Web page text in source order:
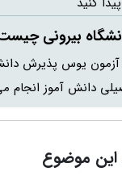
بیرونی
آزمون یوس پذیرش
دانش آموز انجام
این موضوع